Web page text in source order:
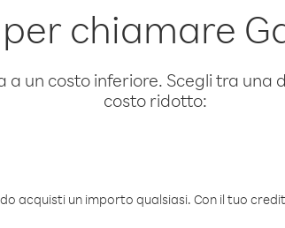
chiamare
un costo inferiore. Scegli tra una
costo ridotto:
acquisti un importo qualsiasi. Con il tuo